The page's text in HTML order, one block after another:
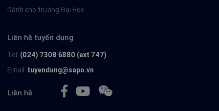
Dành cho trường Đại Học
Liên hệ tuyển dụng
Tel: (024) 7308 6880 (ext 747)
Email: tuyendung@sapo.vn
Liên hệ